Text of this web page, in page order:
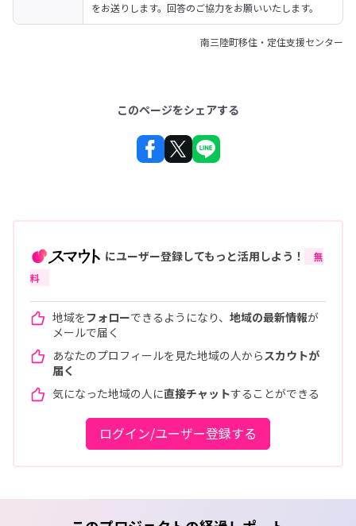
をお送りします。回答のご協力をお願いいたします。
南三陸町移住・定住支援センター
このページをシェアする
にユーザー登録してもっと活用しよう！
無
料
地域をフォローできるようになり、 地域の最新情報が
メールで届く
あなたのプロフィールを見た地域の人から スカウトが
届く
気になった地域の人に直接チャットすることができる
ログイン/ユーザー登録する